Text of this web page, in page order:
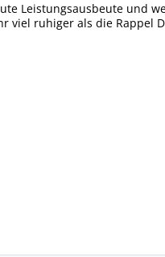
Leistungsausbeute und
ruhiger als die Rappel